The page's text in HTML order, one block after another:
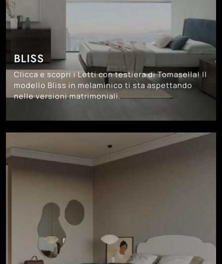
BLISS
Clicca e scopri i Letti con testiera di Tomasella! Il
modello Bliss in melaminico ti sta aspettando
nelle versioni matrimoniali.